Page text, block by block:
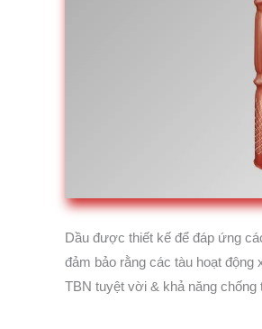
Dầu được thiết kế để đáp ứng
đảm bảo rằng các tàu hoạt
TBN tuyệt vời & khả năng